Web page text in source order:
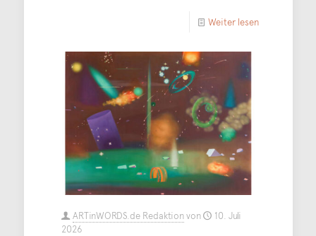
Weiter lesen
ARTinWORDS.de Redaktionvon
10. Juli
2026